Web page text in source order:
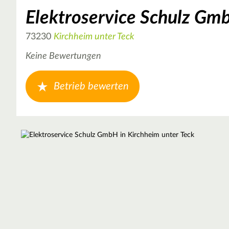
Elektroservice Schulz
73230 Kirchheim unter Teck
Keine Bewertungen
Betrieb bewerten